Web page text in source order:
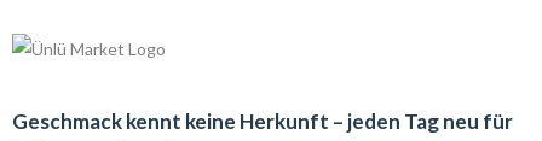
Geschmack kennt keine Herkunft – jeden Tag neu für